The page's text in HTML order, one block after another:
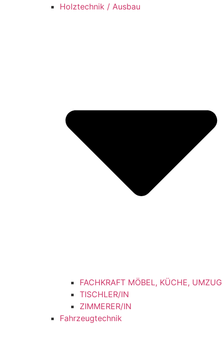
Holztechnik / Ausbau
FACHKRAFT MÖBEL, KÜCHE, UMZUG
TISCHLER/IN
ZIMMERER/IN
Fahrzeugtechnik